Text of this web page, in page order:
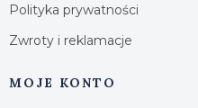
Polityka prywatności
Zwroty i reklamacje
MOJE KONTO